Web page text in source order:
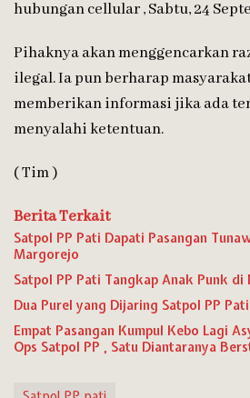
hubungan cellular , Sabtu, 24
Pihaknya akan menggencarkan
ilegal. Ia pun berharap
memberikan informasi jika ada
menyalahi ketentuan.
( Tim )
Berita Terkait
Satpol PP Pati Dapati Pasangan
Margorejo
Satpol PP Pati Tangkap Anak Punk di
Dua Purel yang Dijaring Satpol PP
Empat Pasangan Kumpul Kebo Lagi
Ops Satpol PP , Satu Diantaranya